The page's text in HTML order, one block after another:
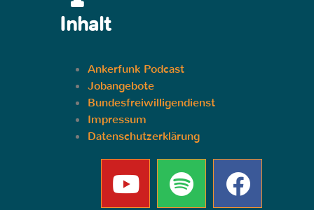
Inhalt
Ankerfunk Podcast
Jobangebote
Bundesfreiwilligendienst
Impressum
Datenschutzerklärung